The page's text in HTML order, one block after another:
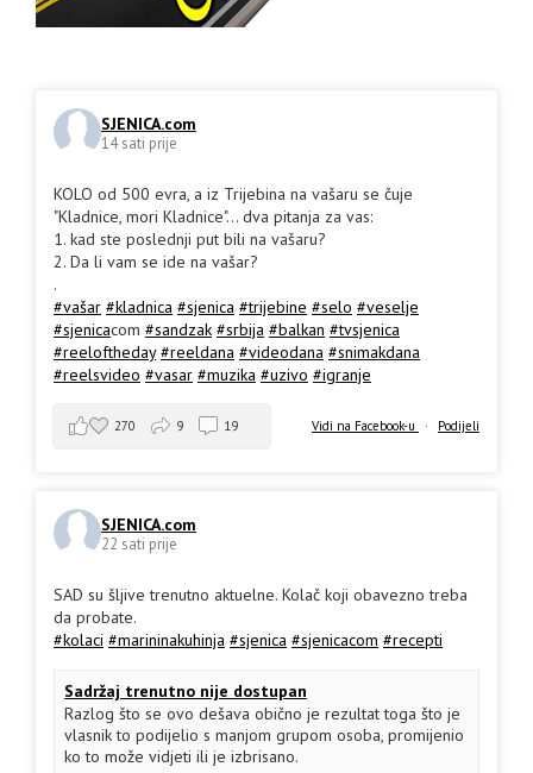
SJENICA.com
14 sati prije
KOLO od 500 evra, a iz Trijebina na vašaru se čuje
"Kladnice, mori Kladnice"... dva pitanja za vas:
1. kad ste poslednji put bili na vašaru?
2. Da li vam se ide na vašar?
.
#vašar #kladnica #sjenica #trijebine #selo #veselje
#sjenicacom #sandzak #srbija #balkan #tvsjenica
#reeloftheday #reeldana #videodana #snimakdana
#reelsvideo #vasar #muzika #uzivo #igranje
Vidi na Facebook-u · Podijeli
270 9 19
SJENICA.com
22 sati prije
SAD su šljive trenutno aktuelne. Kolač koji obavezno treba
da probate.
#kolaci #marininakuhinja #sjenica #sjenicacom #recepti
Sadržaj trenutno nije dostupan
Razlog što se ovo dešava obično je rezultat toga što je
vlasnik to podijelio s manjom grupom osoba, promijenio
ko to može vidjeti ili je izbrisano.